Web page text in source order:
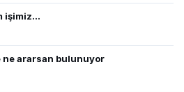
işimiz...
ne ararsan bulunuyor